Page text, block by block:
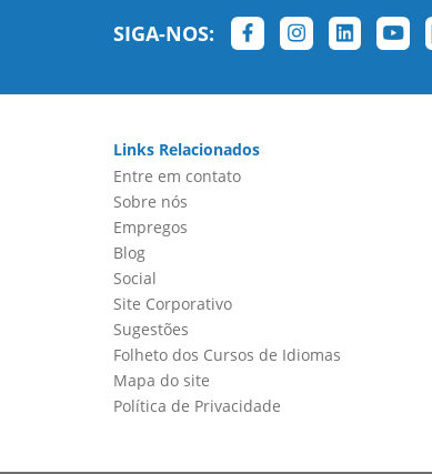
SIGA-NOS:
Links Relacionados
Entre em contato
Sobre nós
Empregos
Blog
Social
Site Corporativo
Sugestões
Folheto dos Cursos de Idiomas
Mapa do site
Política de Privacidade